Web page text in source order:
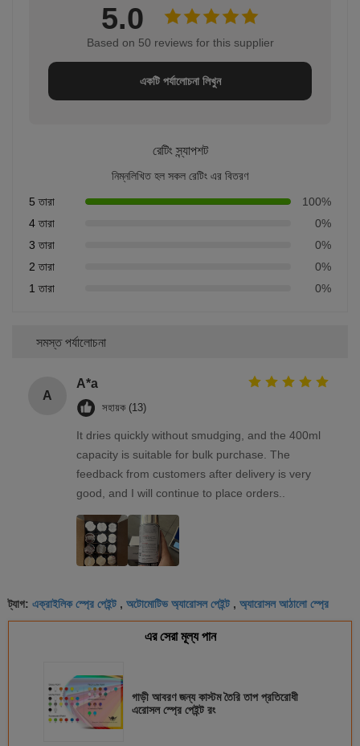
5.0
Based on 50 reviews for this supplier
একটি পর্যালোচনা লিখুন
রেটিং স্ন্যাপশট
নিম্নলিখিত হল সকল রেটিং এর বিতরণ
5 তারা
100%
4 তারা
0%
3 তারা
0%
2 তারা
0%
1 তারা
0%
সমস্ত পর্যালোচনা
A
A*a
সহায়ক (13)
It dries quickly without smudging, and the 400ml
capacity is suitable for bulk purchase. The
feedback from customers after delivery is very
good, and I will continue to place orders..
ট্যাগ: এক্রাইলিক স্প্রে পেইন্ট , অটোমোটিভ অ্যারোসল পেইন্ট , অ্যারোসল আঠালো স্প্রে
এর সেরা মূল্য পান
গাড়ী আবরণ জন্য কাস্টম তৈরি তাপ প্রতিরোধী
এরোসল স্প্রে পেইন্ট রং